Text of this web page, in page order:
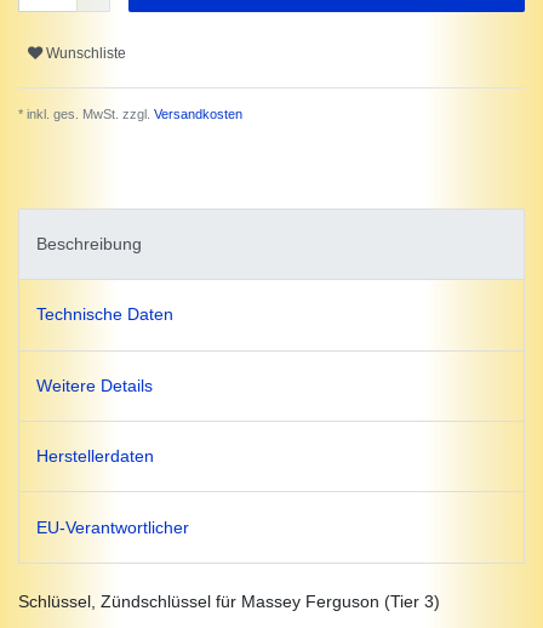
Wunschliste
* inkl. ges. MwSt. zzgl. Versandkosten
Beschreibung
Technische Daten
Weitere Details
Herstellerdaten
EU-Verantwortlicher
Schlüssel, Zündschlüssel für Massey Ferguson (Tier 3)